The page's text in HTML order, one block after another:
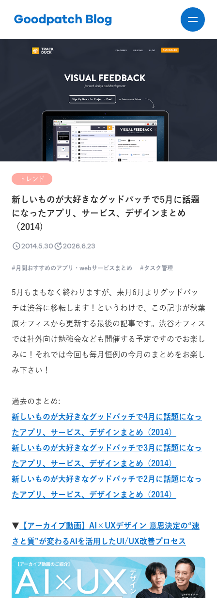
トレンド
新しいものが大好きなグッドパッチで5月に話題
になったアプリ、サービス、デザインまとめ
（2014)
2014.5.30 2026.6.23
月間おすすめのアプリ・webサービスまとめ タスク管理
5月もまもなく終わりますが、来月6月よりグッドパッ
チは渋谷に移転します！というわけで、この記事が秋葉
原オフィスから更新する最後の記事です。渋谷オフィス
では社外向け勉強会なども開催する予定ですのでお楽し
みに！それでは今回も毎月恒例の今月のまとめをお楽し
み下さい！
過去のまとめ:
新しいものが大好きなグッドパッチで4月に話題になっ
たアプリ、サービス、デザインまとめ（2014）
新しいものが大好きなグッドパッチで3月に話題になっ
たアプリ、サービス、デザインまとめ（2014）
新しいものが大好きなグッドパッチで2月に話題になっ
たアプリ、サービス、デザインまとめ（2014）
▼ 【アーカイブ動画】AI×UXデザイン 意思決定の“速
さと質”が変わるAIを活用したUI/UX改善プロセス